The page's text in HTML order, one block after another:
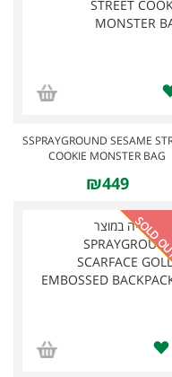
SSPRAYGROUND SESAME
COOKIE MONSTER BAG
₪449
SOLD